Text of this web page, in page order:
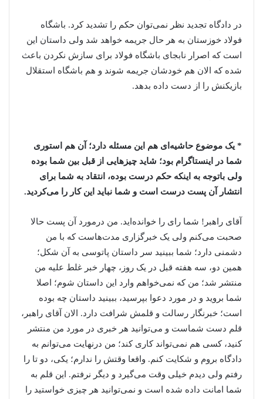
در دادگاه تجدید نظر نمی‌توان حکم را تشدید کرد. باشگاه
فولاد خوزستان به هر حال جریمه خواهد شد ولی داستان این
است که اصرار نابجای باشگاه فولاد برای سازش نکردن باعث
شده که الان هم خودشان جریمه شوند و هم باشگاه استقلال
بازیکنش را از دست داده بدهد.
* یک موضوع حاشیه‌ای هم این مسئله دارد؛ آن هم استوری
شما در اینستاگرام بود؛ شاید چیزهایی از قبل بین شما بوده
ولی باتوجه به اینکه حکم درست بوده، انتقاد به شما برای
انتشار آن پست درست است و شما نباید این کار را می‌کردید.
آقای راهبر! شما رای را خوانده‌اید. من درمورد آن پست حالا
صحبت می‌کنم ولی یک خبرگزاری مدت‌هاست که با من
دشمنی دارد؛ شما ببینید سر داستان پاتوسی به آن شکل؛
همین دو، سه هفته قبل در یک روز، چهار خبر غلط علیه من
منتشر شد؛ من که نمی‌خواهم وارد این داستان شوم؛ اصلا
شما بروید و در مورد دعوا بپرسید، ببینید داستان چه بوده
است؛ خبرنگار رسالت و قلمش شرافت دارد. الان آقای راهبر،
قلم دست شماست و می‌توانید هر خبری در مورد من منتشر
کنید، کسی هم نمی‌تواند کاری کند؛ من درنهایت می‌توانم به
دادگاه بروم و شکایت کنم. واقعا وقتش را ندارم؛ یکی، دو تا را
رفتم ولی دیدم خیلی وقت می‌گیرد و دیگر نرفتم. این قلم به
شما امانت داده شده است و نمی‌توانید هر چیزی خواستید را